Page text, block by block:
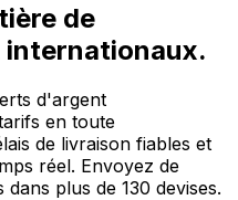
de
d'argent
en toute
de livraison fiables et
réel. Envoyez de
plus de 130 devises.